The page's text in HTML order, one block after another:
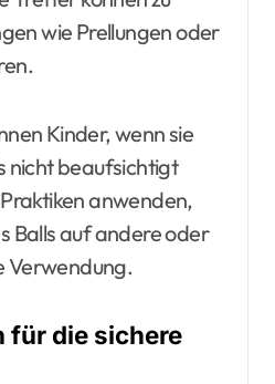
wie Prellungen oder
Kinder, wenn sie
nicht beaufsichtigt
anwenden,
Balls auf andere oder
Verwendung.
für die sichere